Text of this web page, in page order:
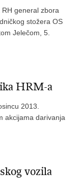
general zbora
stožera OS
Jelečom, 5.
HRM-a
2013.
akcijama darivanja
vozila